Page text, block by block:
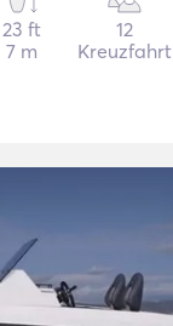
23 ft
7 m
12
Kreuzfahrt